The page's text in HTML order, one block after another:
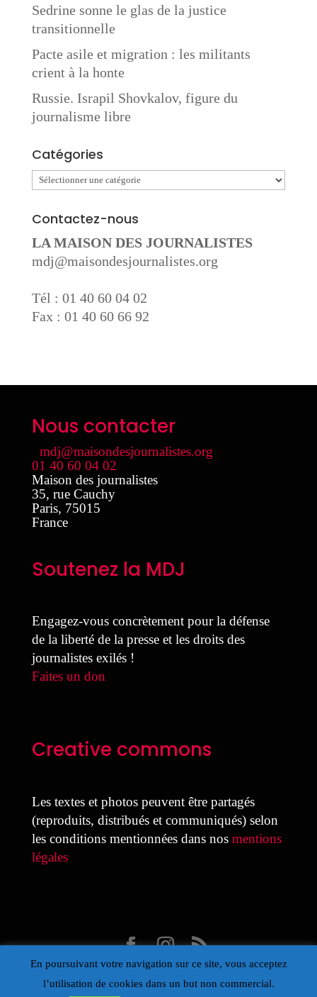
Sedrine sonne le glas de la justice
transitionnelle
Pacte asile et migration : les militants
crient à la honte
Russie. Israpil Shovkalov, figure du
journalisme libre
Catégories
Catégories
Contactez-nous
LA MAISON DES JOURNALISTES
mdj@maisondesjournalistes.org
Tél : 01 40 60 04 02
Fax : 01 40 60 66 92
Nous contacter
mdj@maisondesjournalistes.org
01 40 60 04 02
Maison des journalistes
35, rue Cauchy
Paris, 75015
France
Soutenez la MDJ
Engagez-vous concrètement pour la défense
de la liberté de la presse et les droits des
journalistes exilés !
Faites un don
Creative commons
Les textes et photos peuvent être partagés
(reproduits, distribués et communiqués) selon
les conditions mentionnées dans nos mentions
légales
Design Laure Colmant pour la MDJ avec Divi
- Propulsé par Wordpress – Œil de la Maison
En poursuivant votre navigation sur ce site, vous acceptez
l’utilisation de cookies dans un but non commercial.